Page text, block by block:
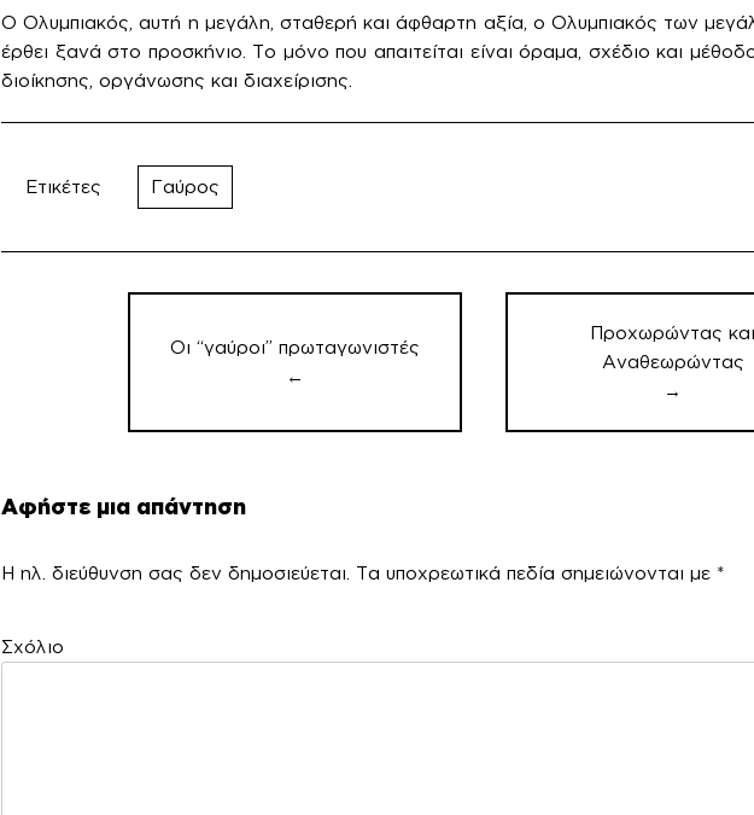
Ο Ολυμπιακός, αυτή η μεγάλη, σταθερή και άφθαρτη αξία, ο Ολυμπιακός των
έρθει ξανά στο προσκήνιο. Το μόνο που απαιτείται είναι όραμα, σχέδιο και
διοίκησης, οργάνωσης και διαχείρισης.
Ετικέτες Γαύρος
Πλοήγηση
Οι “γαύροι” πρωταγωνιστές
←
Προχωρώντας και
Αναθεωρώντας
→
Αφήστε μια απάντηση
Η ηλ. διεύθυνση σας δεν δημοσιεύεται. Τα υποχρεωτικά πεδία σημειώνονται με *